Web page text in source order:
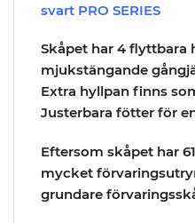
svart PRO SERIES
Skåpet har 4 flyttbara
mjukstängande
Extra hyllpan finns
Justerbara fötter för
Eftersom skåpet har
mycket
grundare